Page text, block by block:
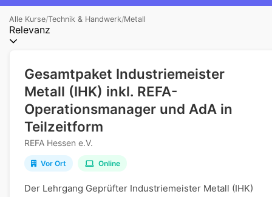
Alle Kurse/Technik & Handwerk/Metall
Relevanz
Gesamtpaket Industriemeister
Metall (IHK) inkl. REFA-
Operationsmanager und AdA in
Teilzeitform
REFA Hessen e.V.
Vor Ort Online
Der Lehrgang Geprüfter Industriemeister Metall (IHK)